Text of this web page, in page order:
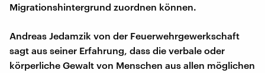
Migrationshintergrund zuordnen können.
Andreas Jedamzik von der Feuerwehrgewerkschaft
sagt aus seiner Erfahrung, dass die verbale oder
körperliche Gewalt von Menschen aus allen möglichen